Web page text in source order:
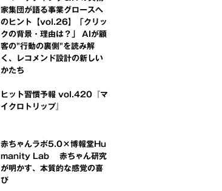
家集団が語る事業グロースへ
のヒント【vol.26】「クリッ
クの背景・理由は？」 AIが顧
客の"行動の裏側"を読み解
く、レコメンド設計の新しい
かたち
ヒット習慣予報 vol.420『マ
イクロトリップ』
赤ちゃんラボ5.0×博報堂Hu
manity Lab 赤ちゃん研究
が明かす、本質的な感覚の喜
び